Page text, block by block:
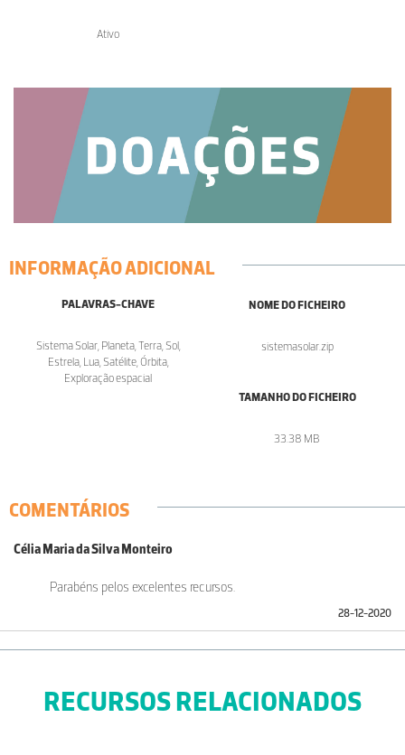
Ativo
INFORMAÇÃO ADICIONAL
PALAVRAS-CHAVE
Sistema Solar, Planeta, Terra, Sol,
Estrela, Lua, Satélite, Órbita,
Exploração espacial
NOME DO FICHEIRO
sistemasolar.zip
TAMANHO DO FICHEIRO
33.38 MB
COMENTÁRIOS
Célia Maria da Silva Monteiro
Parabéns pelos excelentes recursos.
28-12-2020
RECURSOS RELACIONADOS